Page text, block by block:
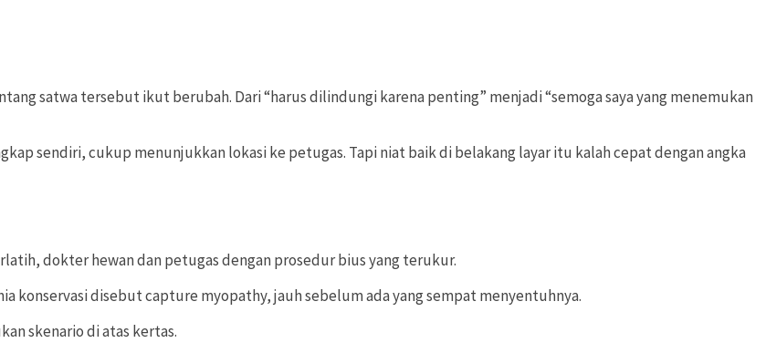
satwa tersebut ikut berubah. Dari “harus dilindungi karena penting” menjadi “semoga saya yang menemukan
sendiri, cukup menunjukkan lokasi ke petugas. Tapi niat baik di belakang layar itu kalah cepat dengan angka
dokter hewan dan petugas dengan prosedur bius yang terukur.
konservasi disebut capture myopathy, jauh sebelum ada yang sempat menyentuhnya.
skenario di atas kertas.